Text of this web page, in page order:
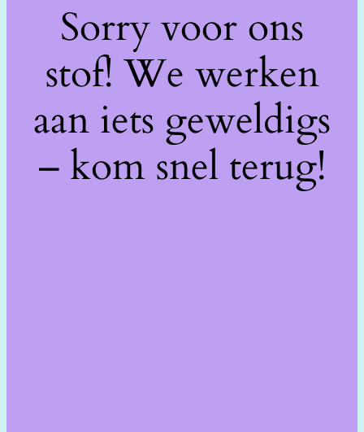
Sorry voor ons
stof! We werken
aan iets geweldigs
– kom snel terug!